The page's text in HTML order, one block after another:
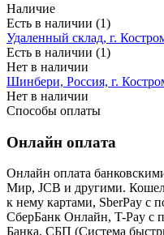
Наличие
Есть в наличии (1)
Удаленный склад, г.
Есть в наличии (1)
Нет в наличии
Шинбери, Россия, г.
Нет в наличии
Способы оплаты
Онлайн оплата
Онлайн оплата
Мир, JCB и другими.
к нему картами, SberPay с
СберБанк Онлайн, T-Pay с
Банка, СБП (Система